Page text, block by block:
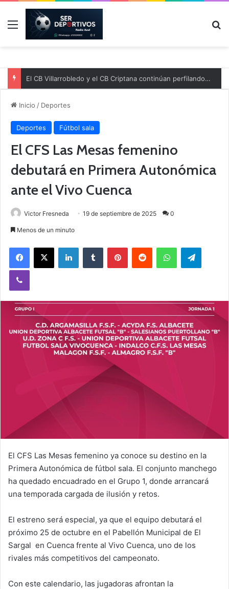
Menú
El CB Villarrobledo y el CB Criptana continúan perfilando sus plantillas
Inicio / Deportes
Deportes Fútbol sala
El CFS Las Mesas femenino
debutará en Primera Autonómica
ante el Vivo Cuenca
Victor Fresneda 19 de septiembre de 2025 0
Menos de un minuto
El CFS Las Mesas femenino ya conoce su destino en la
Primera Autonómica de fútbol sala. El conjunto manchego
ha quedado encuadrado en el Grupo 1, donde arrancará
una temporada cargada de ilusión y retos.
El estreno será especial, ya que el equipo debutará el
próximo 25 de octubre en el Pabellón Municipal de El
Sargal en Cuenca frente al Vivo Cuenca, uno de los
rivales más competitivos del campeonato.
Con este calendario, las jugadoras afrontan la